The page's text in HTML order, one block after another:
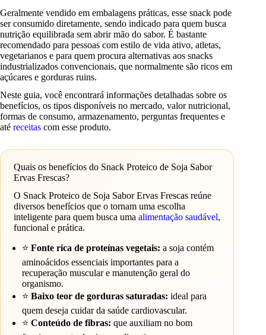
Geralmente vendido em embalagens práticas, esse snack pode
ser consumido diretamente, sendo indicado para quem busca
nutrição equilibrada sem abrir mão do sabor. É bastante
recomendado para pessoas com estilo de vida ativo, atletas,
vegetarianos e para quem procura alternativas aos snacks
industrializados convencionais, que normalmente são ricos em
açúcares e gorduras ruins.
Neste guia, você encontrará informações detalhadas sobre os
benefícios, os tipos disponíveis no mercado, valor nutricional,
formas de consumo, armazenamento, perguntas frequentes e
até receitas com esse produto.
Quais os benefícios do Snack Proteico de Soja Sabor
Ervas Frescas?
O Snack Proteico de Soja Sabor Ervas Frescas reúne
diversos benefícios que o tornam uma escolha
inteligente para quem busca uma alimentação saudável,
funcional e prática.
⭐Fonte rica de proteínas vegetais: a soja contém
aminoácidos essenciais importantes para a
recuperação muscular e manutenção geral do
organismo.
⭐Baixo teor de gorduras saturadas: ideal para
quem deseja cuidar da saúde cardiovascular.
⭐Conteúdo de fibras: que auxiliam no bom